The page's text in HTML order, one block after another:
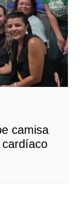
camisa